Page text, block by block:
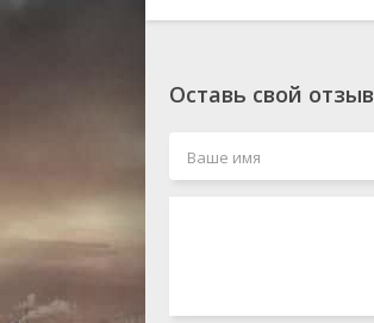
Оставь свой отзыв